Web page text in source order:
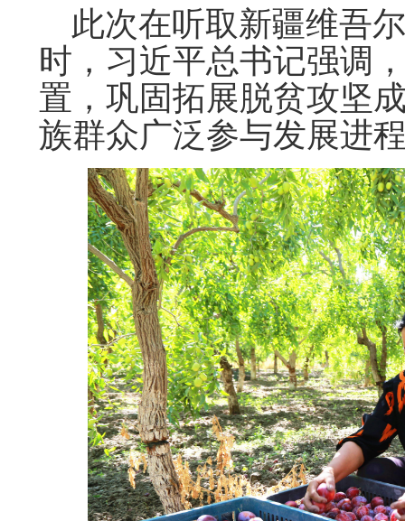
此次在听取新疆维吾
时，习近平总书记强调
置，巩固拓展脱贫攻坚
族群众广泛参与发展进